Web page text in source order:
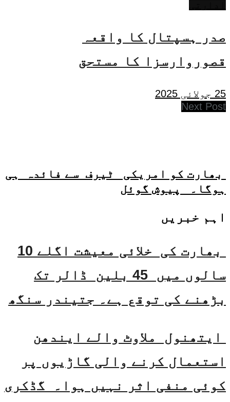
صدر ہسپتال کا واقعہ
قصوروارسزا کا مستحق
25 جولائی 2025
Next Post
بھارت کو امریکی ٹیرف سے فائدہ ہی
ہوگا۔ پیوش گوئل
اہم خبریں
بھارت کی خلائی معیشت اگلے 10
سالوں میں 45 بلین ڈالر تک
بڑھنے کی توقع ہے۔ جتیندر سنگھ
ایتھنول ملاوٹ والے ایندھن
استعمال کرنے والی گاڑیوں پر
کوئی منفی اثر نہیں ہوا۔ گڈکری